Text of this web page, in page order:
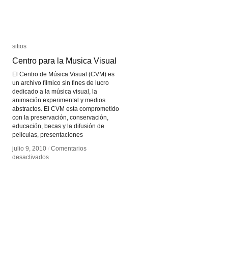
sitios
Centro para la Musica Visual
El Centro de Música Visual (CVM) es
un archivo fílmico sin fines de lucro
dedicado a la música visual, la
animación experimental y medios
abstractos. El CVM esta comprometido
con la preservación, conservación,
educación, becas y la difusión de
películas, presentaciones
julio 9, 2010 / Comentarios
desactivadosen
sitios
Centro para la Musica Visual
julio 9, 2010 / Comentarios
desactivadosen